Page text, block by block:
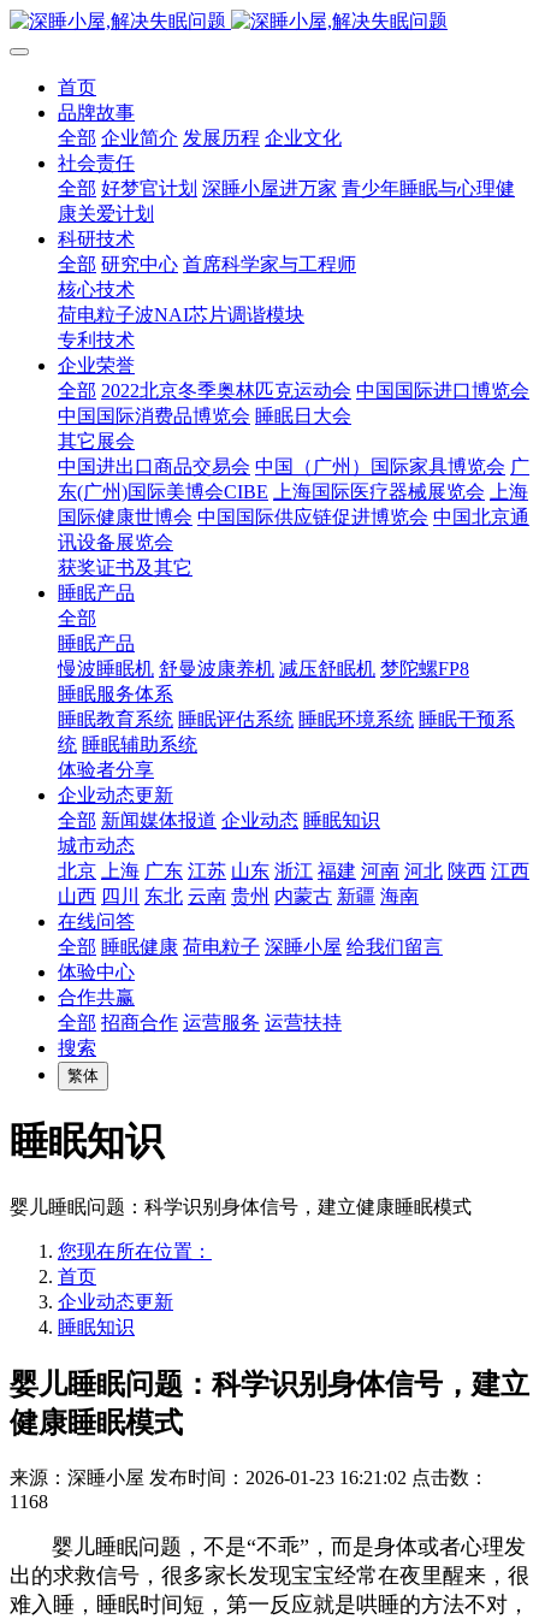
首页
品牌故事
全部 企业简介 发展历程 企业文化
社会责任
全部 好梦官计划 深睡小屋进万家 青少年睡眠与心理健
康关爱计划
科研技术
全部 研究中心 首席科学家与工程师
核心技术
荷电粒子波NAI芯片调谐模块
专利技术
企业荣誉
全部 2022北京冬季奥林匹克运动会 中国国际进口博览会
中国国际消费品博览会 睡眠日大会
其它展会
中国进出口商品交易会 中国（广州）国际家具博览会 广
东(广州)国际美博会CIBE
上海国际医疗器械展览会
上海
国际健康世博会 中国国际供应链促进博览会 中国北京通
讯设备展览会
获奖证书及其它
睡眠产品
全部
睡眠产品
慢波睡眠机 舒曼波康养机 减压舒眠机 梦陀螺FP8
睡眠服务体系
睡眠教育系统 睡眠评估系统 睡眠环境系统 睡眠干预系
统 睡眠辅助系统
体验者分享
企业动态更新
全部 新闻媒体报道 企业动态 睡眠知识
城市动态
北京
上海 广东 江苏 山东 浙江 福建 河南 河北 陕西 江西
山西 四川 东北 云南 贵州 内蒙古 新疆 海南
在线问答
全部 睡眠健康 荷电粒子 深睡小屋 给我们留言
体验中心
合作共赢
全部 招商合作 运营服务 运营扶持
搜索
繁体
睡眠知识
婴儿睡眠问题：科学识别身体信号，建立健康睡眠模式
您现在所在位置：
首页
企业动态更新
睡眠知识
婴儿睡眠问题：科学识别身体信号，建立
健康睡眠模式
来源：深睡小屋 发布时间：2026-01-23 16:21:02 点击数：
1168
婴儿睡眠问题，不是“不乖”，而是身体或者心理发
出的求救信号，很多家长发现宝宝经常在夜里醒来，很
难入睡，睡眠时间短，第一反应就是哄睡的方法不对，